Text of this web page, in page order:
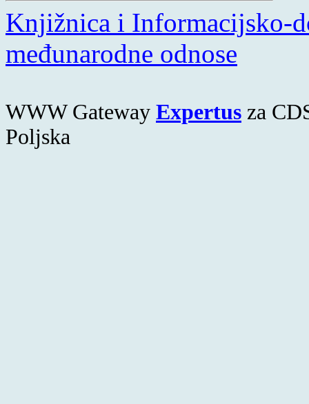
Knjižnica i Informacijsko-
međunarodne odnose
WWW Gateway Expertus za
Poljska